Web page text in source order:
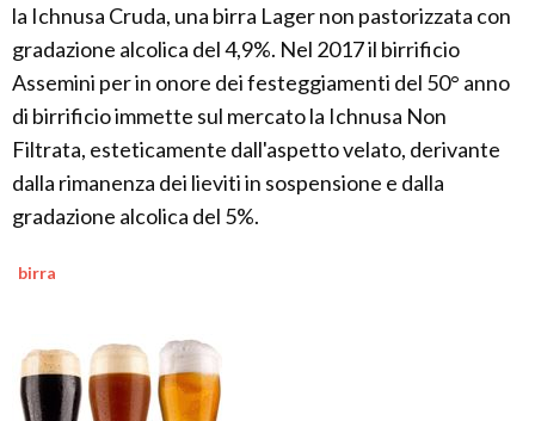
la Ichnusa Cruda, una birra Lager non pastorizzata con
gradazione alcolica del 4,9%. Nel 2017 il birrificio
Assemini per in onore dei festeggiamenti del 50° anno
di birrificio immette sul mercato la Ichnusa Non
Filtrata, esteticamente dall'aspetto velato, derivante
dalla rimanenza dei lieviti in sospensione e dalla
gradazione alcolica del 5%.
birra